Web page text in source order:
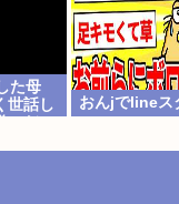
た母
世話し
おんjでlineス